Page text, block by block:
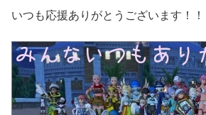
いつも応援ありがとうございます！！